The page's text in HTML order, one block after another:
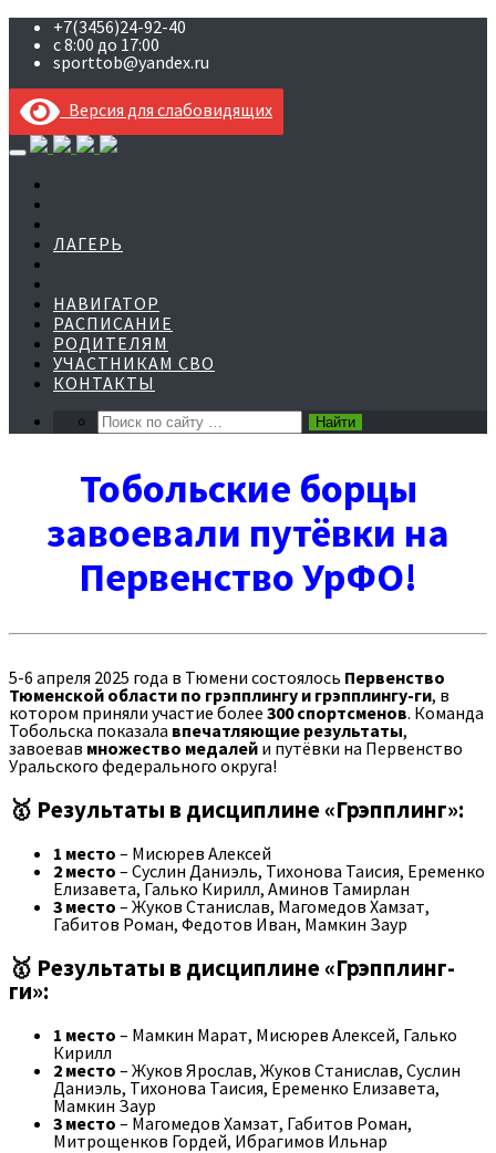
+7(3456)24-92-40
с 8:00 до 17:00
sporttob@yandex.ru
Версия для слабовидящих
Skip
to
content
ЛАГЕРЬ
НАВИГАТОР
РАСПИСАНИЕ
РОДИТЕЛЯМ
УЧАСТНИКАМ СВО
КОНТАКТЫ
Тобольские борцы
завоевали путёвки на
Первенство УрФО!
5-6 апреля 2025 года в Тюмени состоялось Первенство
Тюменской области по грэпплингу и грэпплингу-ги, в
котором приняли участие более 300 спортсменов. Команда
Тобольска показала впечатляющие результаты,
завоевав множество медалей и путёвки на Первенство
Уральского федерального округа!
🥇 Результаты в дисциплине «Грэпплинг»:
1 место – Мисюрев Алексей
2 место – Суслин Даниэль, Тихонова Таисия, Еременко
Елизавета, Галько Кирилл, Аминов Тамирлан
3 место – Жуков Станислав, Магомедов Хамзат,
Габитов Роман, Федотов Иван, Мамкин Заур
🥇 Результаты в дисциплине «Грэпплинг-
ги»:
1 место – Мамкин Марат, Мисюрев Алексей, Галько
Кирилл
2 место – Жуков Ярослав, Жуков Станислав, Суслин
Даниэль, Тихонова Таисия, Еременко Елизавета,
Мамкин Заур
3 место – Магомедов Хамзат, Габитов Роман,
Митрощенков Гордей, Ибрагимов Ильнар